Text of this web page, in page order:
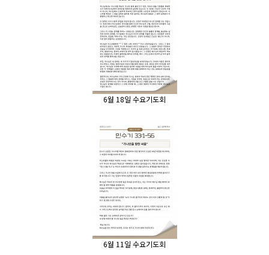
6월 18일 수요기도회
6월 11일 수요기도회